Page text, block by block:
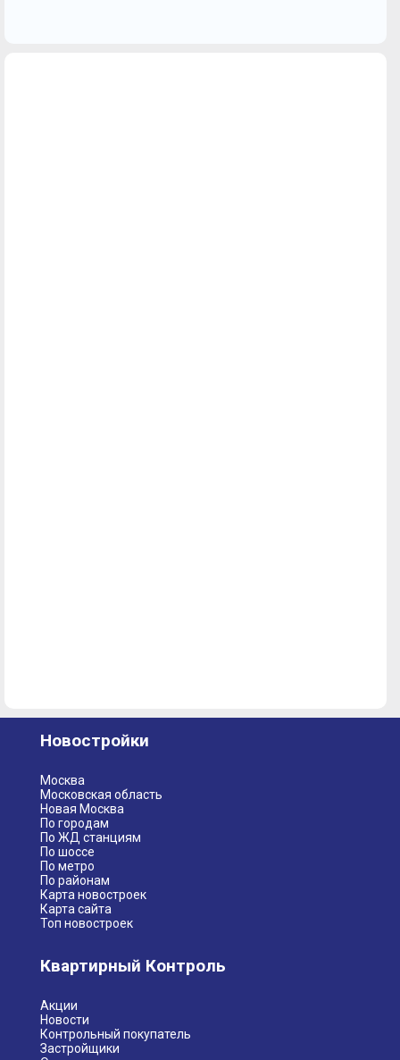
Новостройки
Москва
Московская область
Новая Москва
По городам
По ЖД станциям
По шоссе
По метро
По районам
Карта новостроек
Карта сайта
Топ новостроек
Квартирный Контроль
Акции
Новости
Контрольный покупатель
Застройщики